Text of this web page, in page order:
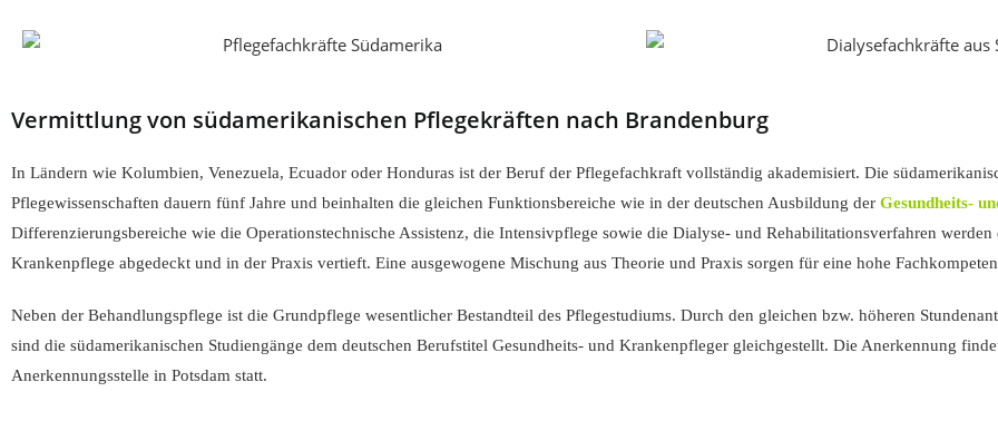
Vermittlung von südamerikanischen Pflegekräften nach Brandenburg
In Ländern wie Kolumbien, Venezuela, Ecuador oder Honduras ist der Beruf der Pflegefachkraft vollständig akademisiert. Die
Pflegewissenschaften dauern fünf Jahre und beinhalten die gleichen Funktionsbereiche wie in der deutschen Ausbildung der Gesundheits-
Differenzierungsbereiche wie die Operationstechnische Assistenz, die Intensivpflege sowie die Dialyse- und Rehabilitationsverfahren werden
Krankenpflege abgedeckt und in der Praxis vertieft. Eine ausgewogene Mischung aus Theorie und Praxis sorgen für eine hohe
Neben der Behandlungspflege ist die Grundpflege wesentlicher Bestandteil des Pflegestudiums. Durch den gleichen bzw. höheren
sind die südamerikanischen Studiengänge dem deutschen Berufstitel Gesundheits- und Krankenpfleger gleichgestellt. Die Anerkennung
Anerkennungsstelle in Potsdam statt.